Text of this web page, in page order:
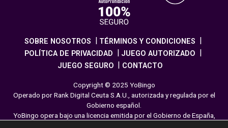
SOBRE NOSOTROS
TÉRMINOS Y CONDICIONES
POLÍTICA DE PRIVACIDAD
JUEGO AUTORIZADO
JUEGO SEGURO
CONTACTO
Copyright © 2025 YoBingo
Operado por Rank Digital Ceuta S.A.U., autorizada y regulada por el
Gobierno español.
YoBingo opera bajo una licencia emitida por el Gobierno de España,